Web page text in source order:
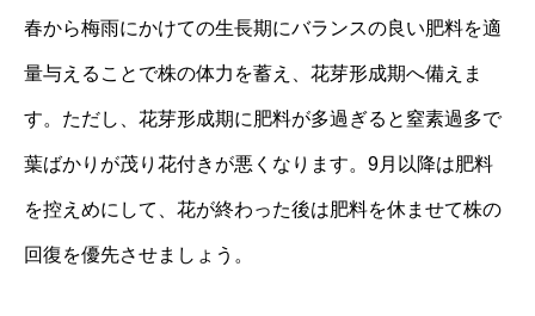
春から梅雨にかけての生長期にバランスの良い肥料を適
量与えることで株の体力を蓄え、花芽形成期へ備えま
す。ただし、花芽形成期に肥料が多過ぎると窒素過多で
葉ばかりが茂り花付きが悪くなります。9月以降は肥料
を控えめにして、花が終わった後は肥料を休ませて株の
回復を優先させましょう。